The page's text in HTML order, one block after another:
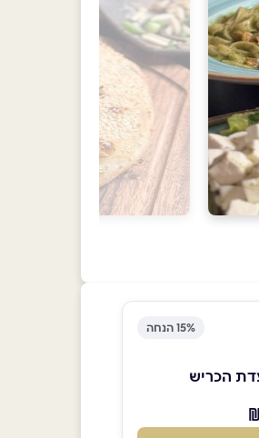
15% הנחה
הכריש